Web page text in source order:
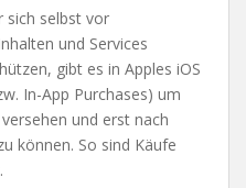
sich selbst vor
und Services
gibt es in Apples iOS
In-App Purchases) um
und erst nach
können. So sind Käufe